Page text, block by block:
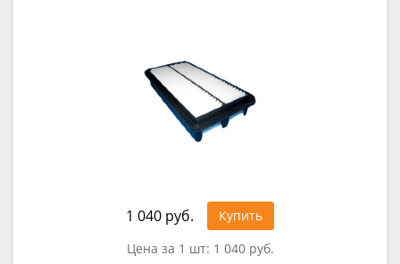
1 040 руб.
Купить
Цена за 1 шт: 1 040 руб.